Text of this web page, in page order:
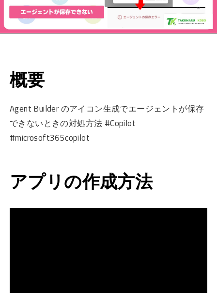
概要
Agent Builder のアイコン生成でエージェントが保存
できないときの対処方法 #Copilot
#microsoft365copilot
アプリの作成方法